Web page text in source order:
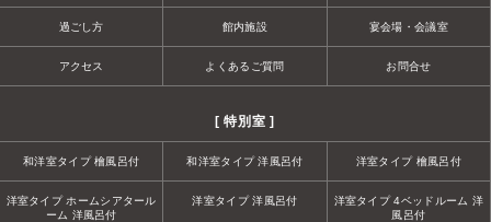
過ごし方 館内施設 宴会場・会議室
アクセス よくあるご質問 お問合せ
[ 特別室 ]
和洋室タイプ 檜風呂付 和洋室タイプ 洋風呂付 洋室タイプ 檜風呂付
洋室タイプ ホームシアタール
ーム 洋風呂付
洋室タイプ 洋風呂付
洋室タイプ 4ベッドルーム 洋
風呂付